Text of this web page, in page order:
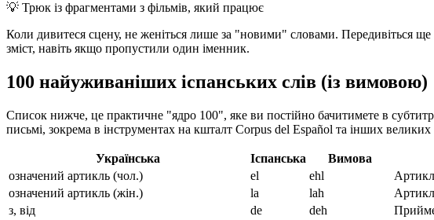
💡 Трюк із фрагментами з фільмів, який працює
Коли дивитеся сцену, не женіться лише за "новими" словами. Передивіться ще
зміст, навіть якщо пропустили один іменник.
100 найуживаніших іспанських слів (із вимовою)
Список нижче, це практичне "ядро 100", яке ви постійно бачитимете в
письмі, зокрема в інструментах на кшталт Corpus del Español та інших великих
Українська Іспанська Вимова
означений артикль (чол.)
el ehl
означений артикль (жін.)
la lah
з, від
de deh